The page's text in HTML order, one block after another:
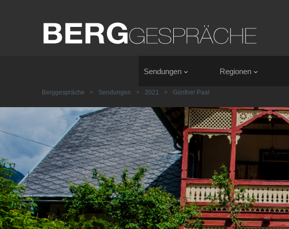
Sendungen Regionen
Berggespräche > Sendungen > 2021 > Günther Paal